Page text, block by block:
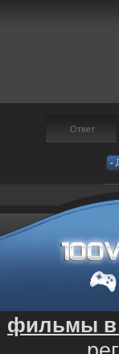
фильмы в